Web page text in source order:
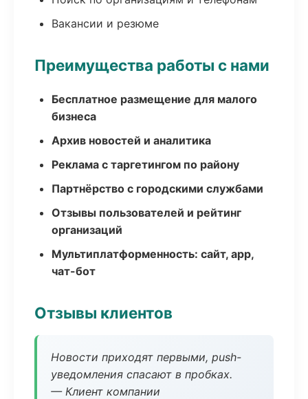
Вакансии и резюме
Преимущества работы с нами
Бесплатное размещение для малого
бизнеса
Архив новостей и аналитика
Реклама с таргетингом по району
Партнёрство с городскими службами
Отзывы пользователей и рейтинг
организаций
Мультиплатформенность: сайт, app,
чат-бот
Отзывы клиентов
Новости приходят первыми, push-
уведомления спасают в пробках.
— Клиент компании